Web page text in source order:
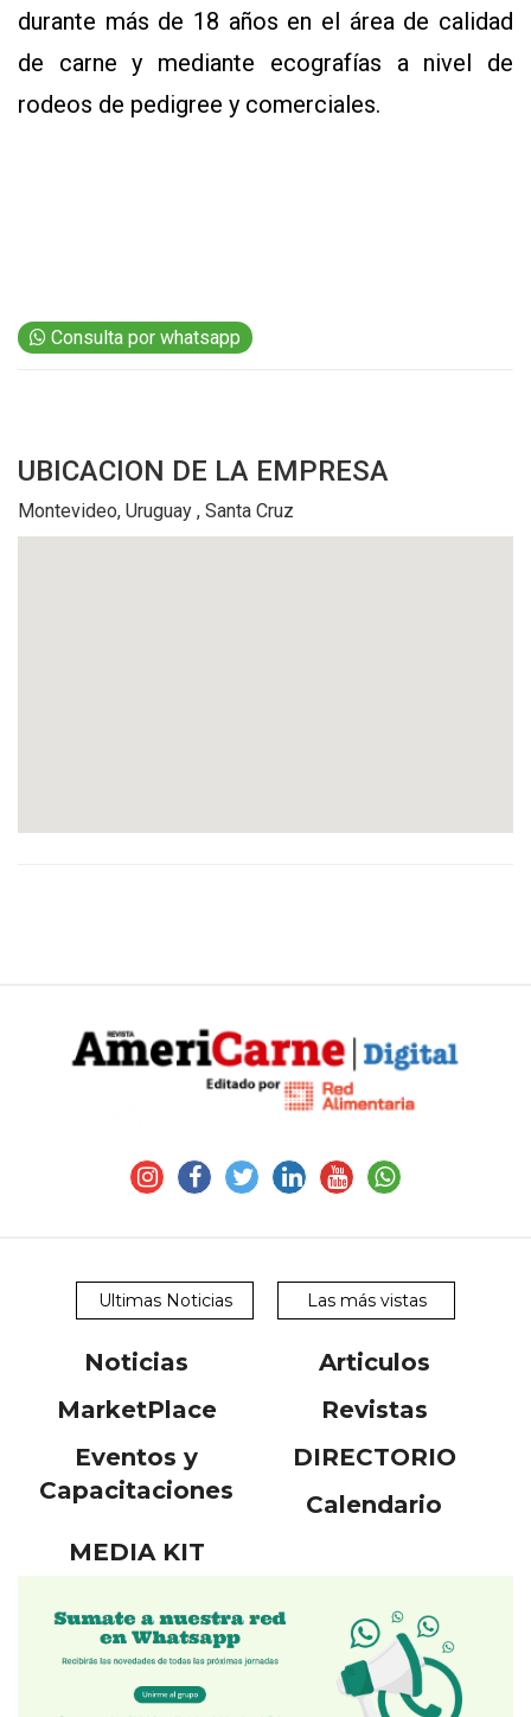
CONTÁCTENOS
AYUDA
TÉRMINOS
SOMOS
durante más de 18 años en el área de calidad
de carne y mediante ecografías a nivel de
rodeos de pedigree y comerciales.
Consulta por whatsapp
UBICACION DE LA EMPRESA
Montevideo, Uruguay , Santa Cruz
Ultimas Noticias Las más vistas
Noticias
Articulos
MarketPlace
Revistas
Eventos y
Capacitaciones
DIRECTORIO
Calendario
MEDIA KIT